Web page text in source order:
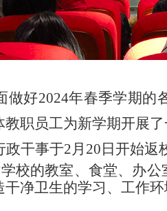
做好2024年春季学期
职员工为新学期开展了
干事于2月20日开始返
校的教室、食堂、办
干净卫生的学习、工作